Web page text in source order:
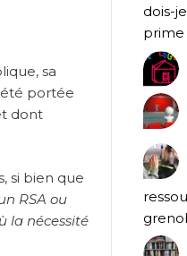
sa
été portée
dont
si bien que
RSA ou
la nécessité
dois-
prime